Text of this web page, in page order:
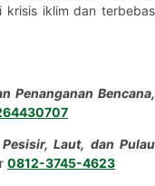
krisis iklim dan terbebas
Penanganan Bencana,
Laut, dan Pulau
0812-3745-4623